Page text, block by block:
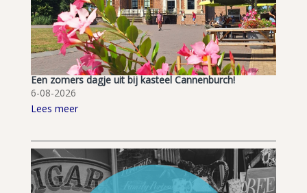
Een zomers dagje uit bij kasteel Cannenburch!
6-08-2026
Lees meer